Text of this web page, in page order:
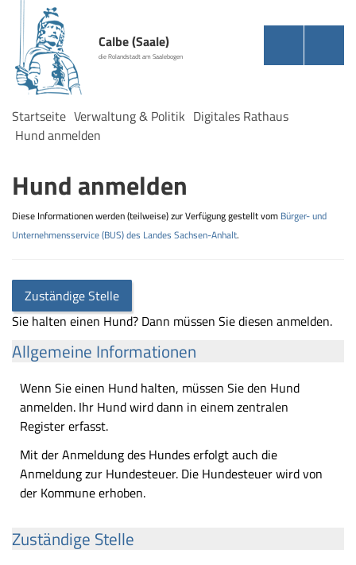
Calbe (Saale)
die Rolandstadt am Saalebogen
Startseite Verwaltung & Politik Digitales Rathaus
Hund anmelden
Hund anmelden
Diese Informationen werden (teilweise) zur Verfügung gestellt vom Bürger- und
Unternehmensservice (BUS) des Landes Sachsen-Anhalt.
Zuständige Stelle
Sie halten einen Hund? Dann müssen Sie diesen anmelden.
Allgemeine Informationen
Wenn Sie einen Hund halten, müssen Sie den Hund
anmelden. Ihr Hund wird dann in einem zentralen
Register erfasst.
Mit der Anmeldung des Hundes erfolgt auch die
Anmeldung zur Hundesteuer. Die Hundesteuer wird von
der Kommune erhoben.
Zuständige Stelle